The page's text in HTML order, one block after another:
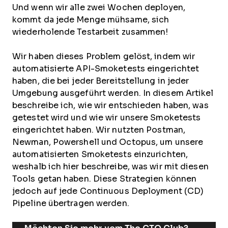
Und wenn wir alle zwei Wochen deployen,
kommt da jede Menge mühsame, sich
wiederholende Testarbeit zusammen!
Wir haben dieses Problem gelöst, indem wir
automatisierte API-Smoketests eingerichtet
haben, die bei jeder Bereitstellung in jeder
Umgebung ausgeführt werden. In diesem Artikel
beschreibe ich, wie wir entschieden haben, was
getestet wird und wie wir unsere Smoketests
eingerichtet haben. Wir nutzten Postman,
Newman, Powershell und Octopus, um unsere
automatisierten Smoketests einzurichten,
weshalb ich hier beschreibe, was wir mit diesen
Tools getan haben. Diese Strategien können
jedoch auf jede Continuous Deployment (CD)
Pipeline übertragen werden.